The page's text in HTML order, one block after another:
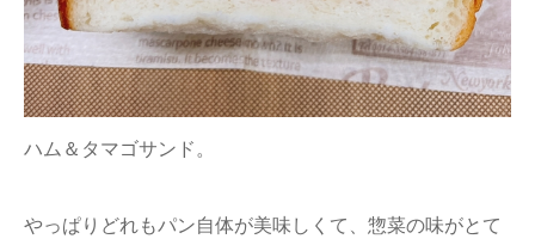
ハム＆タマゴサンド。
やっぱりどれもパン自体が美味しくて、惣菜の味がとて